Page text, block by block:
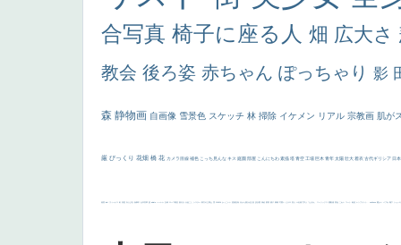
合写真 椅子に座る人 畑 広大さ
教会 後ろ姿 赤ちゃん ぽっちゃり 影
森 静物画 自画像 雪景色 スケッチ 林 掃除 イケメン リアル 宗教画 肌が
厳 びっくり 花畑 橋 花 カメラ目線 補色 こっち見んな キス 庭園 部屋 こんにちわ 素描 塔 青空 工場 巨木 青年 太陽 壮大 着衣 古代ギリシア 日
画質 last ヴィーナス 剣 白人少女 食事中 山本芳翠 麦 alciato ハーレム 女神 ローマ教皇 奥行き 火起こし シスター 東方の三博士 114514 かっこいい 受胎告知 天から覗き込む顔 設計図 挿絵 群衆 親子 裸婦 可愛い ピサロ ＃名画で学ぶ「たるみ」 ニーソックス 躍動感 黄色 こわい コート 畦道 レンブラント・ sekkusu 暖かい バブみ 靴下 ショッ